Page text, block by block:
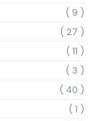
( 9 )
( 27 )
( 11 )
( 3 )
( 40 )
( 1 )